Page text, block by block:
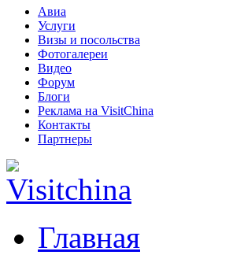
Авиа
Услуги
Визы и посольства
Фотогалереи
Видео
Форум
Блоги
Реклама на VisitChina
Контакты
Партнеры
Главная